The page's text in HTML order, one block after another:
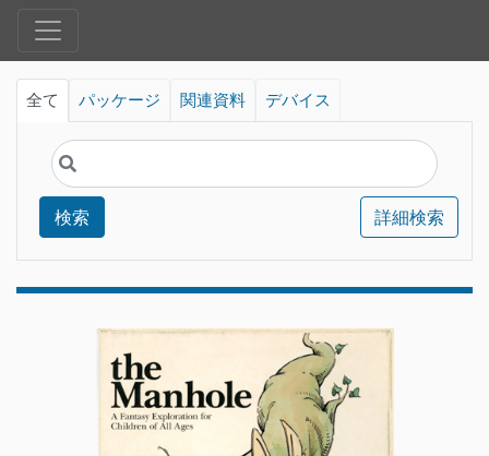
全て パッケージ 関連資料 デバイス
検索 詳細検索